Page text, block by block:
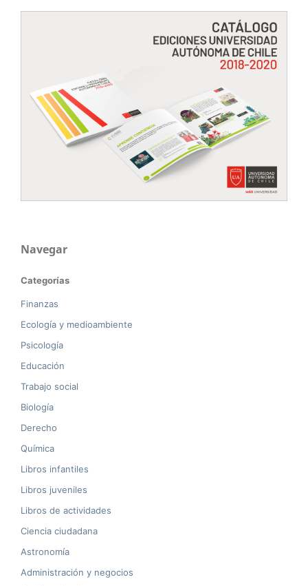
Navegar
Categorías
Finanzas
Ecología y medioambiente
Psicología
Educación
Trabajo social
Biología
Derecho
Química
Libros infantiles
Libros juveniles
Libros de actividades
Ciencia ciudadana
Astronomía
Administración y negocios